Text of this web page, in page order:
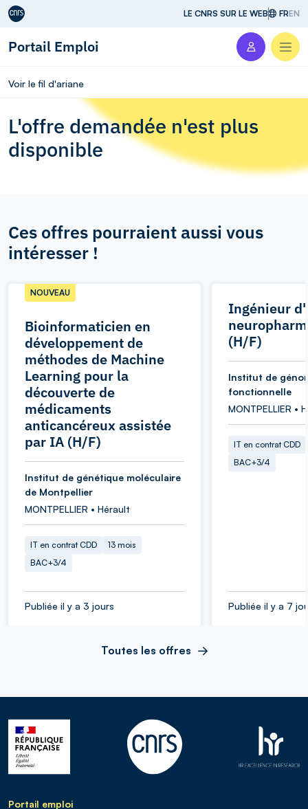
Aller au contenu LE CNRS SUR LE WEB FREN
Portail Emploi
Voir le fil d'ariane
L'offre demandée n'est plus
disponible
Ces offres pourraient aussi vous
intéresser !
Bioinformaticien en
développement de
méthodes de Machine
Learning pour la
découverte de
médicaments
anticancéreux assistée
par IA (H/F)
NOUVEAU
Institut de génétique moléculaire
de Montpellier
MONTPELLIER • Hérault
IT en contrat CDD
13 mois
BAC+3/4
Publiée il y a 3 jours
Ingénieur
(H/F)
Institut de
fonctionnelle
MONTPELLIER •
IT en contrat CDD
BAC+3/4
Publiée il y a 7
Toutes les offres
Portail emploi